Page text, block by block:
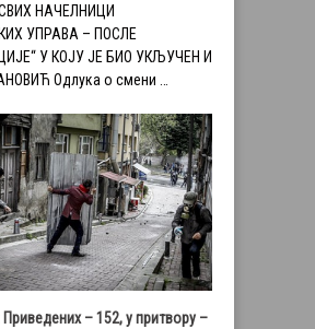
НАЧЕЛНИЦИ
УПРАВА – ПОСЛЕ
У КОЈУ ЈЕ БИО УКЉУЧЕН И
Одлука о смени …
– 152, у притвору –